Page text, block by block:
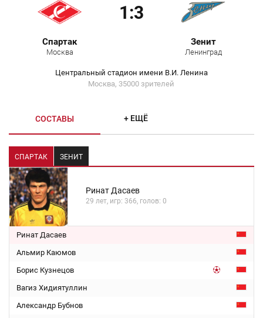
Спартак
Москва
1:3
Зенит
Ленинград
Центральный стадион имени В.И. Ленина
Москва, 35000 зрителей
СОСТАВЫ + ЕЩЁ
СПАРТАК ЗЕНИТ
Ринат Дасаев
29 лет, игр: 366, голов: 0
Ринат Дасаев
Альмир Каюмов
Борис Кузнецов
Вагиз Хидиятуллин
Александр Бубнов